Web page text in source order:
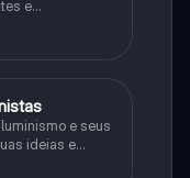
e
e seus
ideias e